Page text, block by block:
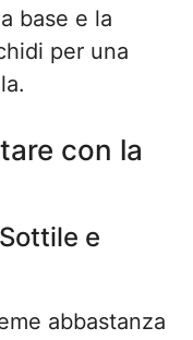
base e la
per una
con la
e
abbastanza